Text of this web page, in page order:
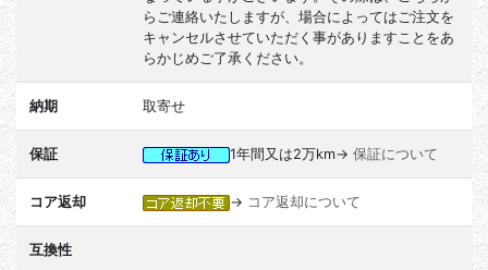
らご連絡いたしますが、場合によってはご注文を
キャンセルさせていただく事がありますことをあ
らかじめご了承ください。
納期 取寄せ
保証 1年間又は2万km→ 保証について
コア返却 → コア返却について
互換性